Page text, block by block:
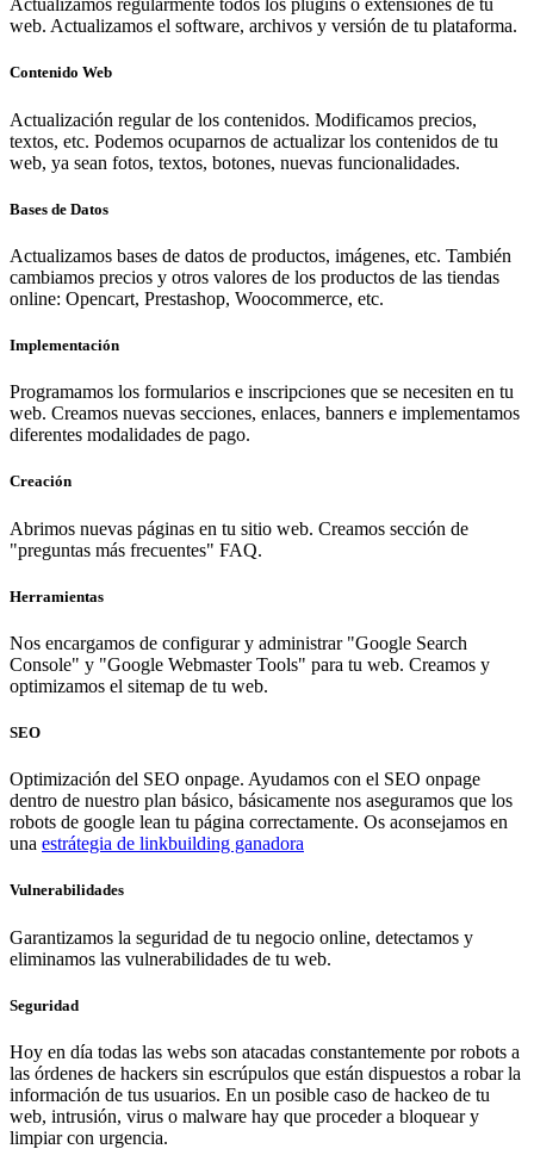
Actualizamos regularmente todos los plugins o extensiones de tu
web. Actualizamos el software, archivos y versión de tu plataforma.
Contenido Web
Actualización regular de los contenidos. Modificamos precios,
textos, etc. Podemos ocuparnos de actualizar los contenidos de tu
web, ya sean fotos, textos, botones, nuevas funcionalidades.
Bases de Datos
Actualizamos bases de datos de productos, imágenes, etc. También
cambiamos precios y otros valores de los productos de las tiendas
online: Opencart, Prestashop, Woocommerce, etc.
Implementación
Programamos los formularios e inscripciones que se necesiten en tu
web. Creamos nuevas secciones, enlaces, banners e implementamos
diferentes modalidades de pago.
Creación
Abrimos nuevas páginas en tu sitio web. Creamos sección de
"preguntas más frecuentes" FAQ.
Herramientas
Nos encargamos de configurar y administrar "Google Search
Console" y "Google Webmaster Tools" para tu web. Creamos y
optimizamos el sitemap de tu web.
SEO
Optimización del SEO onpage. Ayudamos con el SEO onpage
dentro de nuestro plan básico, básicamente nos aseguramos que los
robots de google lean tu página correctamente. Os aconsejamos en
una estrátegia de linkbuilding ganadora
Vulnerabilidades
Garantizamos la seguridad de tu negocio online, detectamos y
eliminamos las vulnerabilidades de tu web.
Seguridad
Hoy en día todas las webs son atacadas constantemente por robots a
las órdenes de hackers sin escrúpulos que están dispuestos a robar la
información de tus usuarios. En un posible caso de hackeo de tu
web, intrusión, virus o malware hay que proceder a bloquear y
limpiar con urgencia.